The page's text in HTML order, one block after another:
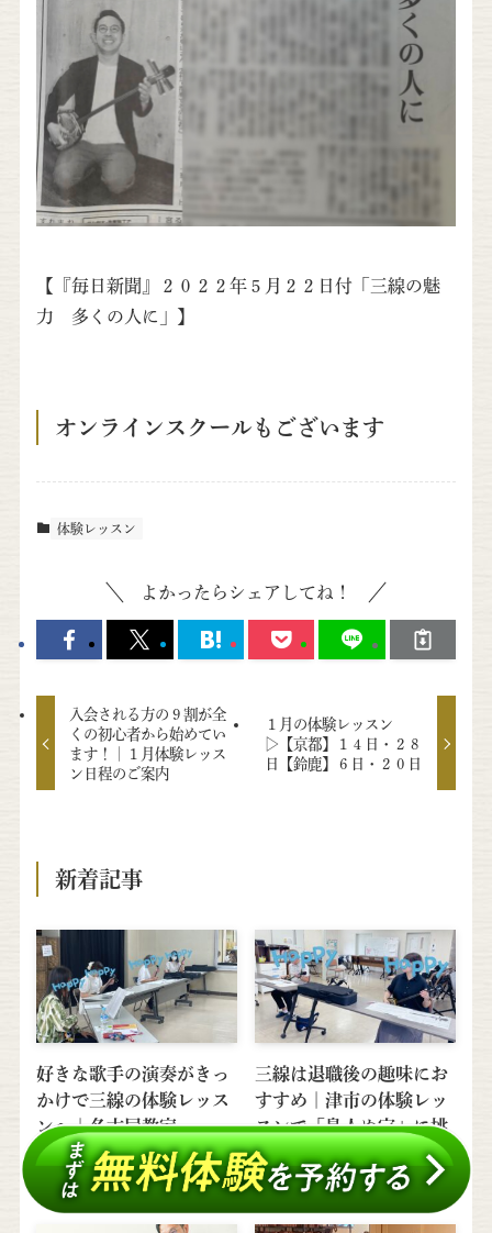
【『毎日新聞』２０２２年５月２２日付「三線の魅
力 多くの人に」】
オンラインスクールもございます
体験レッスン
よかったらシェアしてね！
入会される方の９割が全
くの初心者から始めてい
ます！｜１月体験レッス
ン日程のご案内
１月の体験レッスン
▷【京都】１４日・２８
日【鈴鹿】６日・２０日
新着記事
好きな歌手の演奏がきっ
かけで三線の体験レッス
ンへ｜名古屋教室
2026年8月7日 ピックアップ
三線は退職後の趣味にお
すすめ｜津市の体験レッ
スンで「島人ぬ宝」に挑
戦
2026年8月6日 ピックアップ